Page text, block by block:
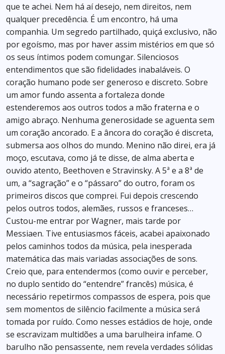
que te achei. Nem há aí desejo, nem direitos, nem
qualquer precedência. É um encontro, há uma
companhia. Um segredo partilhado, quiçá exclusivo, não
por egoísmo, mas por haver assim mistérios em que só
os seus íntimos podem comungar. Silenciosos
entendimentos que são fidelidades inabaláveis. O
coração humano pode ser generoso e discreto. Sobre
um amor fundo assenta a fortaleza donde
estenderemos aos outros todos a mão fraterna e o
amigo abraço. Nenhuma generosidade se aguenta sem
um coração ancorado. E a âncora do coração é discreta,
submersa aos olhos do mundo. Menino não direi, era já
moço, escutava, como já te disse, de alma aberta e
ouvido atento, Beethoven e Stravinsky. A 5ª e a 8ª de
um, a “sagração” e o “pássaro” do outro, foram os
primeiros discos que comprei. Fui depois crescendo
pelos outros todos, alemães, russos e franceses…
Custou-me entrar por Wagner, mais tarde por
Messiaen. Tive entusiasmos fáceis, acabei apaixonado
pelos caminhos todos da música, pela inesperada
matemática das mais variadas associações de sons.
Creio que, para entendermos (como ouvir e perceber,
no duplo sentido do “entendre” francês) música, é
necessário repetirmos compassos de espera, pois que
sem momentos de silêncio facilmente a música será
tomada por ruído. Como nesses estádios de hoje, onde
se escravizam multidões a uma barulheira infame. O
barulho não pensassente, nem revela verdades sólidas